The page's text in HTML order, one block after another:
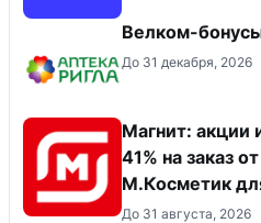
Велком-
До 31 декабря, 2026
Магнит: акции
41% на заказ
М.Косметик
До 31 августа, 2026